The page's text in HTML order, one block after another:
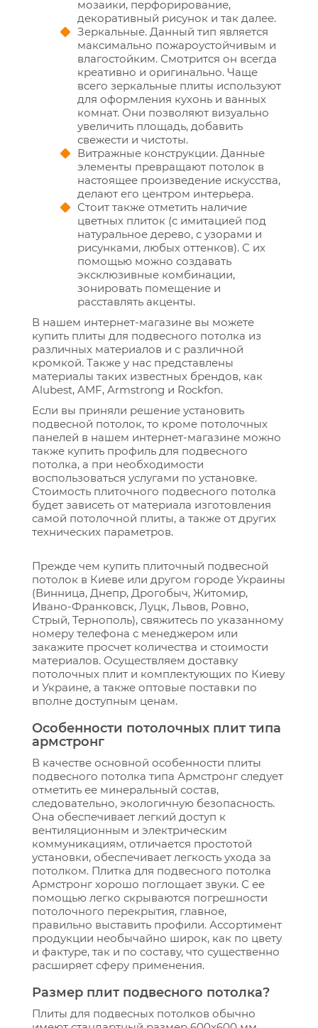
мозаики, перфорирование,
декоративный рисунок и так далее.
Зеркальные. Данный тип является
максимально пожароустойчивым и
влагостойким. Смотрится он всегда
креативно и оригинально. Чаще
всего зеркальные плиты используют
для оформления кухонь и ванных
комнат. Они позволяют визуально
увеличить площадь, добавить
свежести и чистоты.
Витражные конструкции. Данные
элементы превращают потолок в
настоящее произведение искусства,
делают его центром интерьера.
Стоит также отметить наличие
цветных плиток (с имитацией под
натуральное дерево, с узорами и
рисунками, любых оттенков). С их
помощью можно создавать
эксклюзивные комбинации,
зонировать помещение и
расставлять акценты.
В нашем интернет-магазине вы можете
купить плиты для подвесного потолка из
различных материалов и с различной
кромкой. Также у нас представлены
материалы таких известных брендов, как
Alubest, AMF, Armstrong и Rockfon.
Если вы приняли решение установить
подвесной потолок, то кроме потолочных
панелей в нашем интернет-магазине можно
также купить профиль для подвесного
потолка, а при необходимости
воспользоваться услугами по установке.
Стоимость плиточного подвесного потолка
будет зависеть от материала изготовления
самой потолочной плиты, а также от других
технических параметров.
Прежде чем купить плиточный подвесной
потолок в Киеве или другом городе Украины
(Винница, Днепр, Дрогобыч, Житомир,
Ивано-Франковск, Луцк, Львов, Ровно,
Стрый, Тернополь), свяжитесь по указанному
номеру телефона с менеджером или
закажите просчет количества и стоимости
материалов. Осуществляем доставку
потолочных плит и комплектующих по Киеву
и Украине, а также оптовые поставки по
вполне доступным ценам.
Особенности потолочных плит типа
армстронг
В качестве основной особенности плиты
подвесного потолка типа Армстронг следует
отметить ее минеральный состав,
следовательно, экологичную безопасность.
Она обеспечивает легкий доступ к
вентиляционным и электрическим
коммуникациям, отличается простотой
установки, обеспечивает легкость ухода за
потолком. Плитка для подвесного потолка
Армстронг хорошо поглощает звуки. С ее
помощью легко скрываются погрешности
потолочного перекрытия, главное,
правильно выставить профили. Ассортимент
продукции необычайно широк, как по цвету
и фактуре, так и по составу, что существенно
расширяет сферу применения.
Размер плит подвесного потолка?
Плиты для подвесных потолков обычно